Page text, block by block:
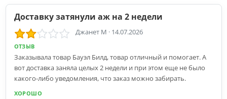
Доставку затянули аж на 2 недели
Джанет М · 14.07.2026
ОТЗЫВ
Заказывала товар Бауэл Билд, товар отличный и помогает. А
вот доставка заняла целых 2 недели и при этом еще не было
какого-либо уведомления, что заказ можно забирать.
ХОРОШО